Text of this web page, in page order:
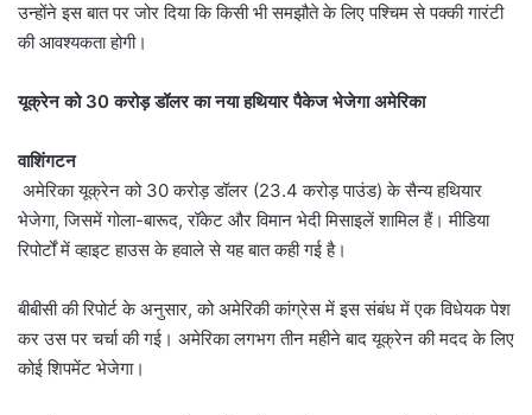
उन्होंने इस बात पर जोर दिया कि किसी भी समझौते के लिए पश्चिम से पक्की गारंटी
की आवश्यकता होगी।
यूक्रेन को 30 करोड़ डॉलर का नया हथियार पैकेज भेजेगा अमेरिका
वाशिंगटन
अमेरिका यूक्रेन को 30 करोड़ डॉलर (23.4 करोड़ पाउंड) के सैन्य हथियार
भेजेगा, जिसमें गोला-बारूद, रॉकेट और विमान भेदी मिसाइलें शामिल हैं। मीडिया
रिपोर्टों में व्हाइट हाउस के हवाले से यह बात कही गई है।
बीबीसी की रिपोर्ट के अनुसार, को अमेरिकी कांग्रेस में इस संबंध में एक विधेयक पेश
कर उस पर चर्चा की गई। अमेरिका लगभग तीन महीने बाद यूक्रेन की मदद के लिए
कोई शिपमेंट भेजेगा।